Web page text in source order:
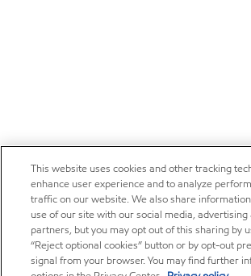
This website uses cookies and other tracking
enhance user experience and to analyze
traffic on our website. We also share
use of our site with our social media, advertising
partners, but you may opt out of this sharing by
“Reject optional cookies” button or by opt-out
signal from your browser. You may find further